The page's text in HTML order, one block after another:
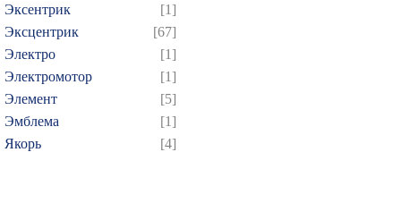
Эксентрик
[1]
Эксцентрик
[67]
Электро
[1]
Электромотор
[1]
Элемент
[5]
Эмблема
[1]
Якорь
[4]